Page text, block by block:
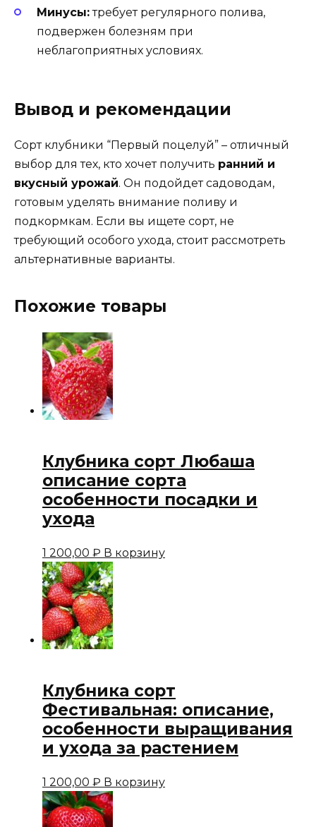
Минусы:требует регулярного полива,
подвержен болезням при
неблагоприятных условиях.
Вывод и рекомендации
Сорт клубники “Первый поцелуй” – отличный
выбор для тех, кто хочет получить ранний и
вкусный урожай. Он подойдет садоводам,
готовым уделять внимание поливу и
подкормкам. Если вы ищете сорт, не
требующий особого ухода, стоит рассмотреть
альтернативные варианты.
Похожие товары
Клубника сорт Любаша
описание сорта
особенности посадки и
ухода
1 200,00 ₽ В корзину
Клубника сорт
Фестивальная: описание,
особенности выращивания
и ухода за растением
1 200,00 ₽ В корзину